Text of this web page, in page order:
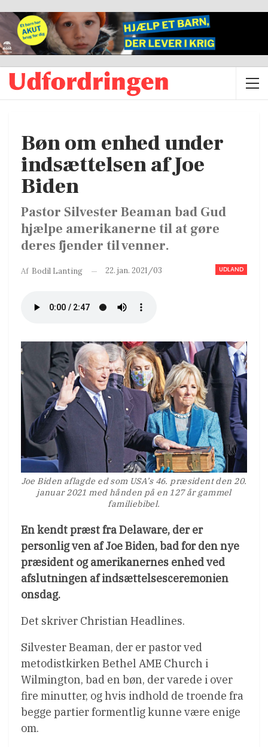
Bøn om enhed under
indsættelsen af Joe
Biden
Pastor Silvester Beaman bad Gud
hjælpe amerikanerne til at gøre
deres fjender til venner.
UDLAND
Af Bodil Lanting 22. jan. 2021/03
Joe Biden aflagde ed som USA’s 46. præsident den 20.
januar 2021 med hånden på en 127 år gammel
familiebibel.
En kendt præst fra Delaware, der er
personlig ven af Joe Biden, bad for den nye
præsident og amerikanernes enhed ved
afslutningen af indsættelsesceremonien
onsdag.
Det skriver Christian Headlines.
Silvester Beaman, der er pastor ved
metodistkirken Bethel AME Church i
Wilmington, bad en bøn, der varede i over
fire minutter, og hvis indhold de troende fra
begge partier formentlig kunne være enige
om.